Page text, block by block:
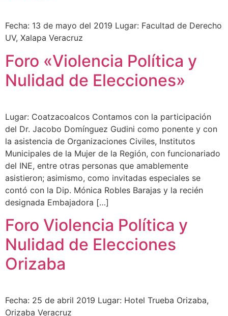
Fecha: 13 de mayo del 2019 Lugar: Facultad de Derecho
UV, Xalapa Veracruz
Foro «Violencia Política y
Nulidad de Elecciones»
Lugar: Coatzacoalcos Contamos con la participación
del Dr. Jacobo Domínguez Gudini como ponente y con
la asistencia de Organizaciones Civiles, Institutos
Municipales de la Mujer de la Región, con funcionariado
del INE, entre otras personas que amablemente
asistieron; asimismo, como invitadas especiales se
contó con la Dip. Mónica Robles Barajas y la recién
designada Embajadora […]
Foro Violencia Política y
Nulidad de Elecciones
Orizaba
Fecha: 25 de abril 2019 Lugar: Hotel Trueba Orizaba,
Orizaba Veracruz